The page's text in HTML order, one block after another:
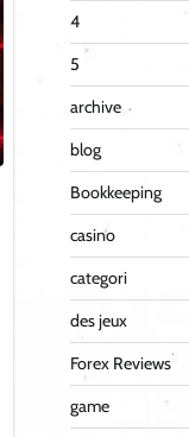
4
5
archive
blog
Bookkeeping
casino
categori
des jeux
Forex Reviews
game